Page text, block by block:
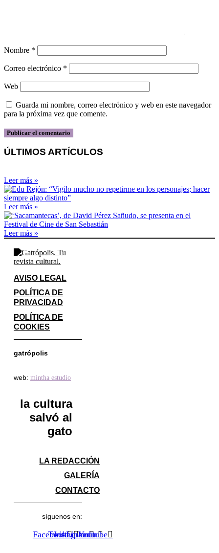
Nombre *
Correo electrónico *
Web
Guarda mi nombre, correo electrónico y web en este navegador
para la próxima vez que comente.
ÚLTIMOS ARTÍCULOS
Leer más »
Leer más »
Leer más »
AVISO LEGAL
POLÍTICA DE
PRIVACIDAD
POLÍTICA DE
COOKIES
gatrópolis
web: mintha estudio
la cultura
salvó al
gato
LA REDACCIÓN
GALERÍA
CONTACTO
síguenos en:
Facebook
Twitter
Instagram
Linkedin
Youtube